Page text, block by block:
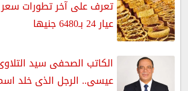
تعرف على آخر تطورات سعر
عيار 24 بـ6480 جنيها
الكاتب الصحفى سيد
عيسى.. الرجل الذى خلد